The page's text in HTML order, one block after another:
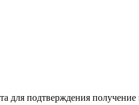
для подтверждения получение